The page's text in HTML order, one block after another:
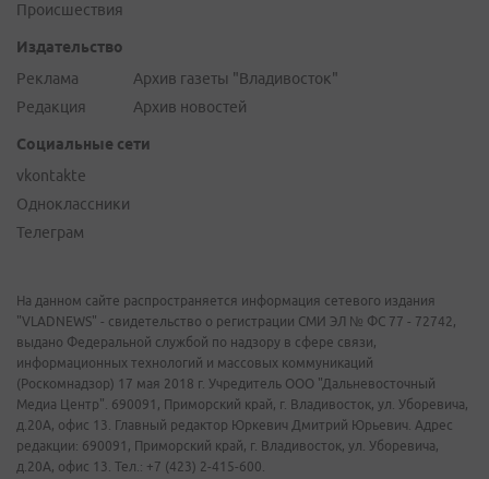
Происшествия
Издательство
Реклама
Редакция
Архив газеты "Владивосток"
Архив новостей
Социальные сети
vkontakte
Одноклассники
Телеграм
На данном сайте распространяется информация сетевого издания
"VLADNEWS" - свидетельство о регистрации СМИ ЭЛ № ФС 77 - 72742,
выдано Федеральной службой по надзору в сфере связи,
информационных технологий и массовых коммуникаций
(Роскомнадзор) 17 мая 2018 г. Учредитель ООО "Дальневосточный
Медиа Центр". 690091, Приморский край, г. Владивосток, ул. Уборевича,
д.20А, офис 13. Главный редактор Юркевич Дмитрий Юрьевич. Адрес
редакции: 690091, Приморский край, г. Владивосток, ул. Уборевича,
д.20А, офис 13. Тел.: +7 (423) 2-415-600.